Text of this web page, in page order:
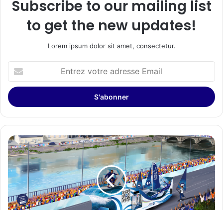
Subscribe to our mailing list
to get the new updates!
Lorem ipsum dolor sit amet, consectetur.
votre
adresse
Email
Relais
de
la
Flamme
Olympique
de
Paris